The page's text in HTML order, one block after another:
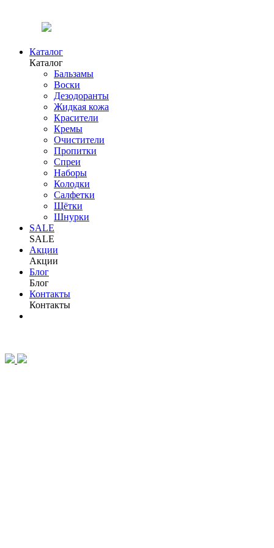
Каталог
Каталог
Бальзамы
Воски
Дезодоранты
Жидкая кожа
Красители
Кремы
Очистители
Пропитки
Спреи
Наборы
Колодки
Салфетки
Щётки
Шнурки
SALE
SALE
Акции
Акции
Блог
Блог
Контакты
Контакты